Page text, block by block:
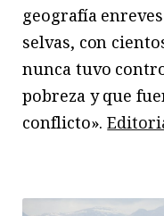
geografía
selvas, con
nunca tuvo
pobreza y que
conflicto».